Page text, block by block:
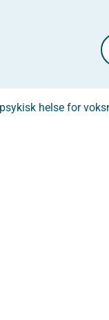
helse for